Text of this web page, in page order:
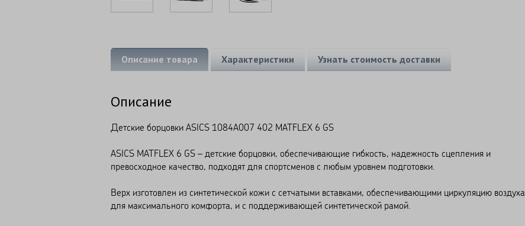
Описание товара Характеристики Узнать стоимость доставки
Описание
Детские борцовки ASICS 1084A007 402 MATFLEX 6 GS
ASICS MATFLEX 6 GS – детские борцовки, обеспечивающие гибкость, надежность сцепления и
превосходное качество, подходят для спортсменов с любым уровнем подготовки.
Верх изготовлен из синтетической кожи с сетчатыми вставками, обеспечивающими циркуляцию воздуха
для максимального комфорта, и с поддерживающей синтетической рамой.